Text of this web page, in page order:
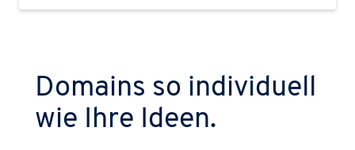
Domains so individuell
wie Ihre Ideen.